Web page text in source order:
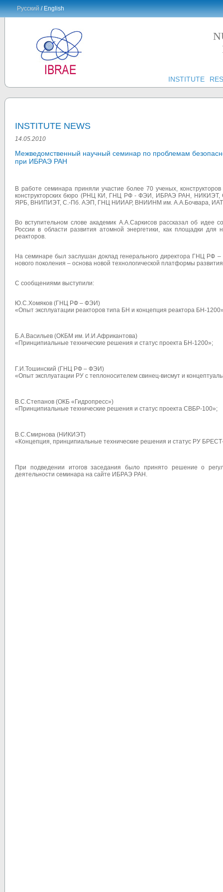
Русский/ English
INSTITUTE
INSTITUTE NEWS
14.05.2010
Межведомственный научный семинар по проблемам
при ИБРАЭ РАН
В работе семинара приняли участие более 70 ученых,
конструкторских бюро (РНЦ КИ, ГНЦ РФ - ФЭИ, ИБРАЭ РАН,
ЯРБ, ВНИПИЭТ, С.-Пб. АЭП, ГНЦ НИИАР, ВНИИНМ им. А.А.Бочвара,
Во вступительном слове академик А.А.Саркисов рассказал об
России в области развития атомной энергетики, как площадки
реакторов.
На семинаре был заслушан доклад генерального директора ГНЦ РФ
нового поколения – основа новой технологической платформы
С сообщениями выступили:
Ю.С.Хомяков (ГНЦ РФ – ФЭИ)
«Опыт эксплуатации реакторов типа БН и концепция реактора БН-
Б.А.Васильев (ОКБМ им. И.И.Африкантова)
«Принципиальные технические решения и статус проекта БН-1200»;
Г.И.Тошинский (ГНЦ РФ – ФЭИ)
«Опыт эксплуатации РУ с теплоносителем свинец-висмут и
В.С.Степанов (ОКБ «Гидропресс»)
«Принципиальные технические решения и статус проекта СВБР-100»;
В.С.Смирнова (НИКИЭТ)
«Концепция, принципиальные технические решения и статус РУ
При подведении итогов заседания было принято решение о
деятельности семинара на сайте ИБРАЭ РАН.